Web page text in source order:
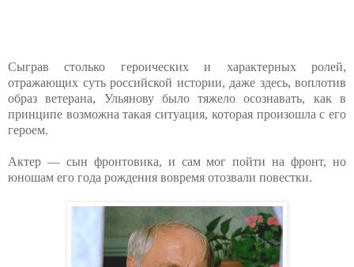
Сыграв столько героических и характерных ролей,
отражающих суть российской истории, даже здесь, воплотив
образ ветерана, Ульянову было тяжело осознавать, как в
принципе возможна такая ситуация, которая произошла с его
героем.
Актер — сын фронтовика, и сам мог пойти на фронт, но
юношам его года рождения вовремя отозвали повестки.